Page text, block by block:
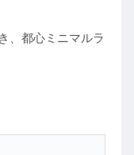
、都心ミニマルラ